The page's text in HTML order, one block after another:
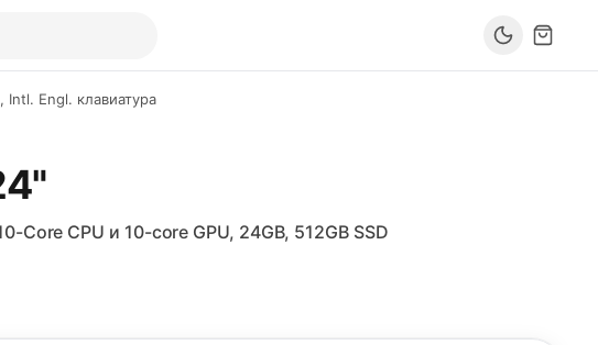
Intl. Engl. клавиатура
Core CPU и 10-core GPU, 24GB, 512GB SSD